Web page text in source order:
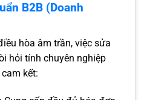
B2B (Doanh
hòa âm trần, việc sửa
hỏi tính chuyên nghiệp
cam kết: